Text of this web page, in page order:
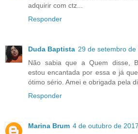
adquirir com ctz...
Responder
Duda Baptista 29 de setembro de
Não sabia que a Quem disse,
estou encantada por essa e já
ótimo sério. Amei e obrigada pela
Responder
Marina Brum 4 de outubro de